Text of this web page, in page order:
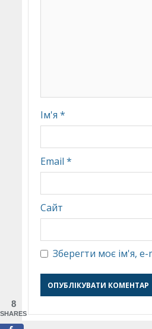
Ім'я *
Email *
Сайт
Зберегти моє ім'я,
8
SHARES